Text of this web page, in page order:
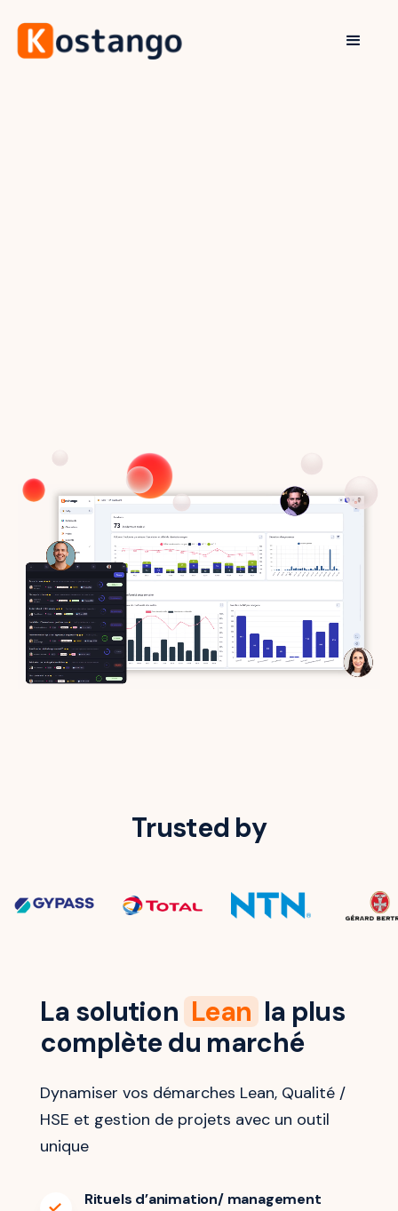
Trusted by
La solution Lean la plus
complète du marché
Dynamiser vos démarches Lean, Qualité /
HSE et gestion de projets avec un outil
unique
Rituels d’animation/ management